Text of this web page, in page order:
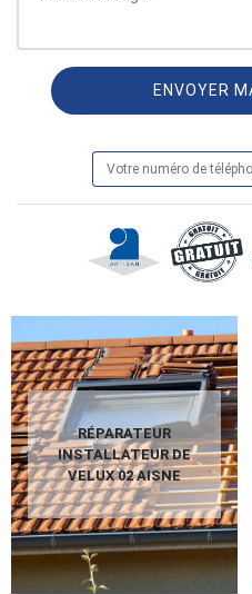
RÉPARATEUR
INSTALLATEUR DE
VELUX 02 AISNE